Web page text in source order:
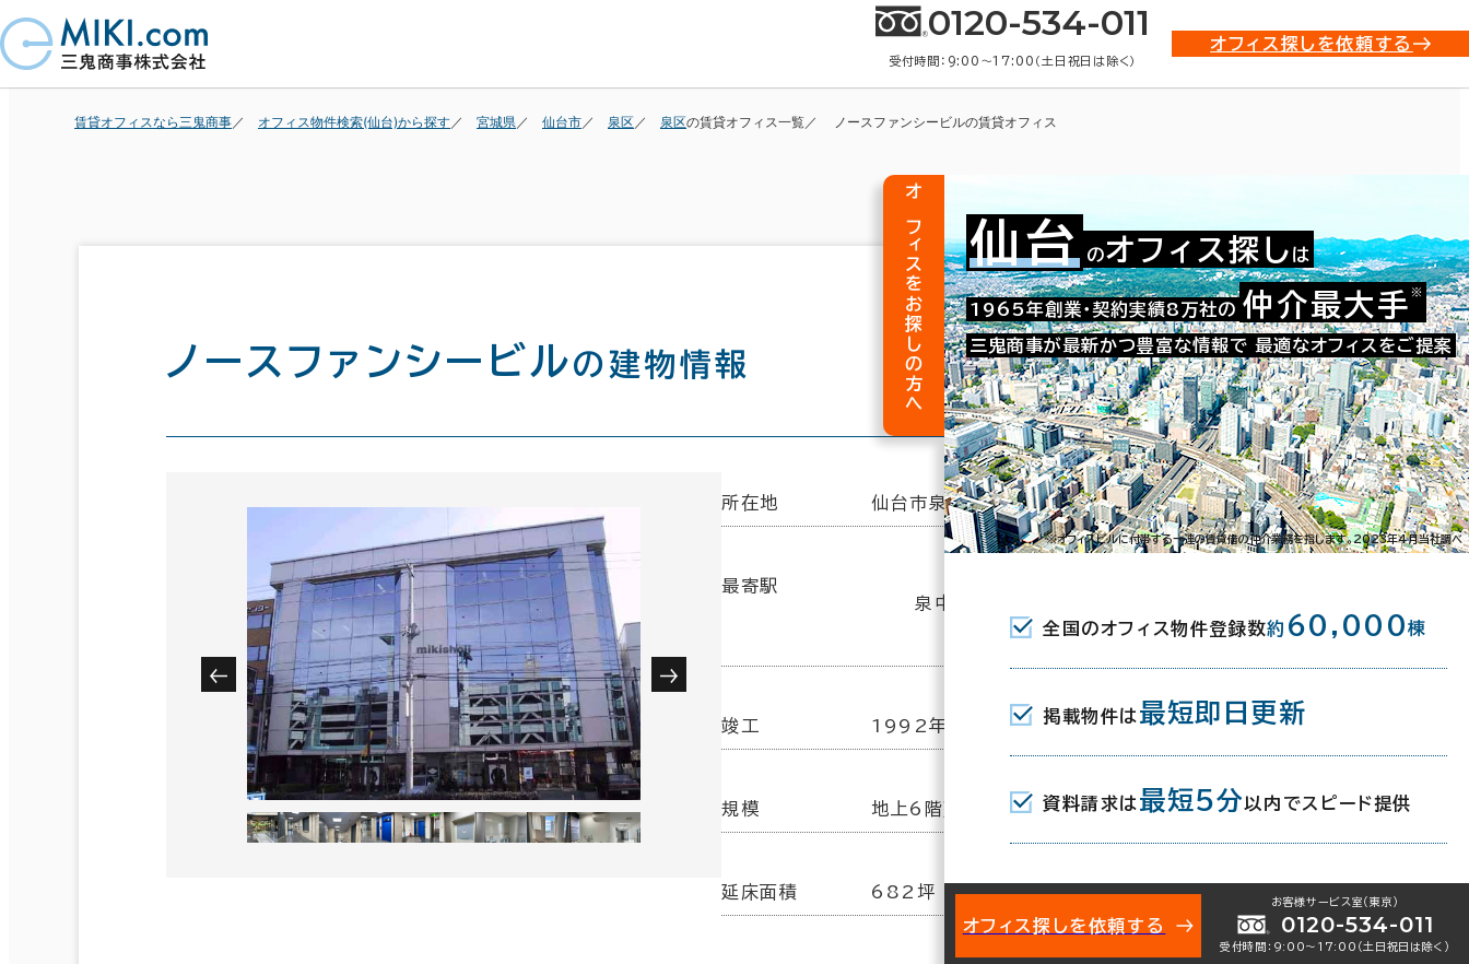
0120-534-011
受付時間：9:00〜17:00（土日祝日は除く）
オフィス探しを依頼する
賃貸オフィスなら三鬼商事 オフィス物件検索(仙台)から探す 宮城県 仙台市 泉区 泉区の賃貸オフィス一覧 ノースファンシービルの賃貸オフィス
ノースファンシービルの建物情報
お問い合わせ番号：002-00566
所在地 仙台市泉区泉中央1-23-4
最寄駅
泉中央駅(仙台市営南北線) 西1口 4分
竣工 1992年 6月
規模 地上6階建
延床面積 682坪
オフィスをお探しの方へ 仙台 のオフィス探し は
1965年創業・契約実績8万社の 仲介最大手 ※
三鬼商事が最新かつ豊富な情報で 最適なオフィスをご提案
※オフィスビルに付帯する一連の賃貸借の仲介業務を指します。2023年4月当社調べ
全国のオフィス物件登録数約 60,000棟
掲載物件は 最短即日更新
資料請求は 最短5分 以内でスピード提供
オフィス探しを依頼する
お客様サービス室（東京）
0120-534-011
受付時間：9:00〜17:00（土日祝日は除く）